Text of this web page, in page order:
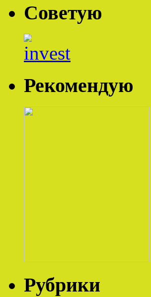
Советую
Рекомендую
Рубрики